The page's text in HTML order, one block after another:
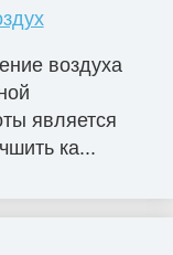
воздуха
является
ка...